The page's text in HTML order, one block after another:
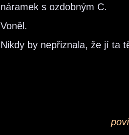
náramek s ozdobným C.
Voněl.
Nikdy by nepřiznala, že jí ta